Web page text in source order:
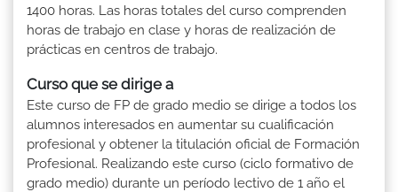
1400 horas. Las horas totales del curso comprenden
horas de trabajo en clase y horas de realización de
prácticas en centros de trabajo.
Curso que se dirige a
Este curso de FP de grado medio se dirige a todos los
alumnos interesados en aumentar su cualificación
profesional y obtener la titulación oficial de Formación
Profesional. Realizando este curso (ciclo formativo de
grado medio) durante un período lectivo de 1 año el